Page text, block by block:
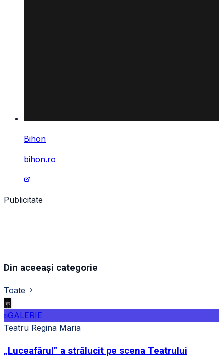
Bihon
bihon.ro
Publicitate
Din aceeași categorie
Toate
GALERIE
Teatru Regina Maria
„Luceafărul” a strălucit pe scena Teatrului